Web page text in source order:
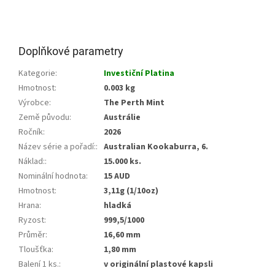
Doplňkové parametry
Kategorie:
Investiční Platina
Hmotnost:
0.003 kg
Výrobce:
The Perth Mint
Země původu:
Austrálie
Ročník:
2026
Název série a pořadí:: Australian Kookaburra, 6.
Náklad::
15.000 ks.
Nominální hodnota:
15 AUD
Hmotnost:
3,11g (1/10oz)
Hrana:
hladká
Ryzost:
999,5/1000
Průměr:
16,60 mm
Tloušťka:
1,80 mm
Balení 1 ks.: v originální plastové kapsli